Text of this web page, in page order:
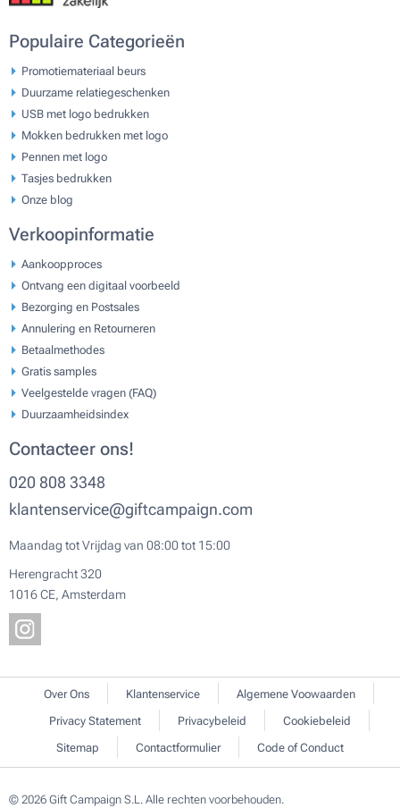
Populaire Categorieën
Promotiemateriaal beurs
Duurzame relatiegeschenken
USB met logo bedrukken
Mokken bedrukken met logo
Pennen met logo
Tasjes bedrukken
Onze blog
Verkoopinformatie
Aankoopproces
Ontvang een digitaal voorbeeld
Bezorging en Postsales
Annulering en Retourneren
Betaalmethodes
Gratis samples
Veelgestelde vragen (FAQ)
Duurzaamheidsindex
Contacteer ons!
020 808 3348
klantenservice@giftcampaign.com
Maandag tot Vrijdag van 08:00 tot 15:00
Herengracht 320
1016 CE, Amsterdam
Over Ons Klantenservice
Algemene Voowaarden
Privacy Statement
Privacybeleid
Cookiebeleid
Sitemap
Contactformulier Code of Conduct
© 2026 Gift Campaign S.L. Alle rechten voorbehouden.